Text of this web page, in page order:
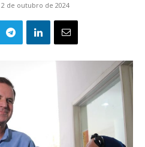
2 de outubro de 2024